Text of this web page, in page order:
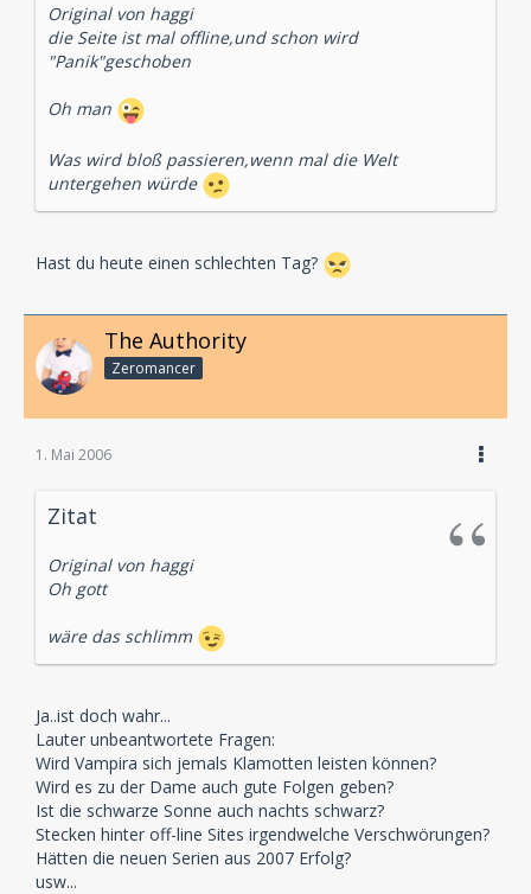
Original von haggi
die Seite ist mal offline,und schon wird
"Panik"geschoben
Oh man
Was wird bloß passieren,wenn mal die Welt
untergehen würde
Hast du heute einen schlechten Tag?
The Authority
Zeromancer
1. Mai 2006
Zitat
Original von haggi
Oh gott
wäre das schlimm
Ja..ist doch wahr...
Lauter unbeantwortete Fragen:
Wird Vampira sich jemals Klamotten leisten können?
Wird es zu der Dame auch gute Folgen geben?
Ist die schwarze Sonne auch nachts schwarz?
Stecken hinter off-line Sites irgendwelche Verschwörungen?
Hätten die neuen Serien aus 2007 Erfolg?
usw...